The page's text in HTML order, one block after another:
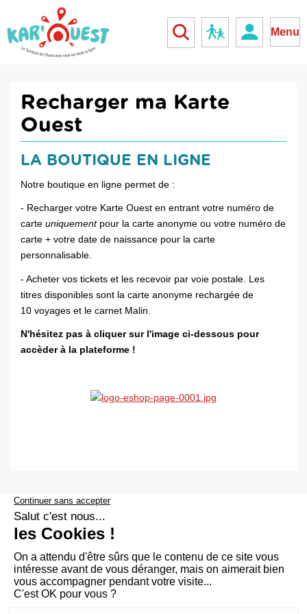
Menu
Réseau scolaire
Recharger ma Karte
Ouest
LA BOUTIQUE EN LIGNE
Notre boutique en ligne permet de :
- Recharger votre Karte Ouest en entrant votre numéro de
carte uniquementpour la carte anonyme ou votre numéro de
carte + votre date de naissance pour la carte
personnalisable.
- Acheter vos tickets et les recevoir par voie postale. Les
titres disponibles sont la carte anonyme rechargée de
10 voyages et le carnet Malin.
N'hésitez pas à cliquer sur l'image ci-dessous pour
accèder à la plateforme !